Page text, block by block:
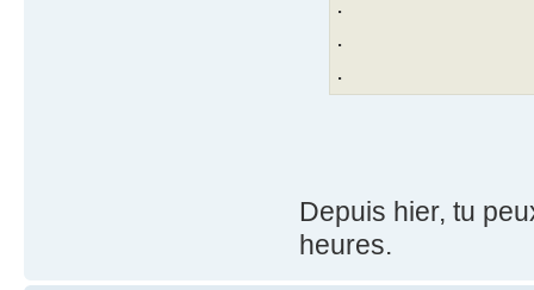
.
.
Depuis hier, tu
heures.